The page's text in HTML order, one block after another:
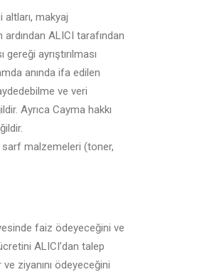
makyaj
ALICI tarafından
ayrıştırılması
anında ifa edilen
ve veri
Ayrıca Cayma hakkı
sarf malzemeleri (toner,
faiz ödeyeceğini ve
ALICI’dan talep
ziyanını ödeyeceğini